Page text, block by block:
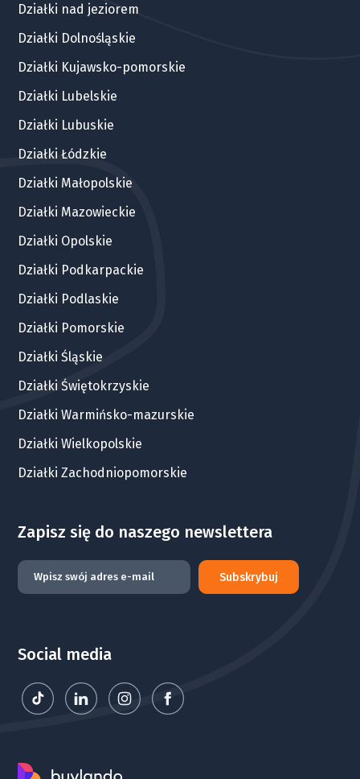
Działki nad jeziorem
Działki Dolnośląskie
Działki Kujawsko-pomorskie
Działki Lubelskie
Działki Lubuskie
Działki Łódzkie
Działki Małopolskie
Działki Mazowieckie
Działki Opolskie
Działki Podkarpackie
Działki Podlaskie
Działki Pomorskie
Działki Śląskie
Działki Świętokrzyskie
Działki Warmińsko-mazurskie
Działki Wielkopolskie
Działki Zachodniopomorskie
Zapisz się do naszego newslettera
Subskrybuj
Social media